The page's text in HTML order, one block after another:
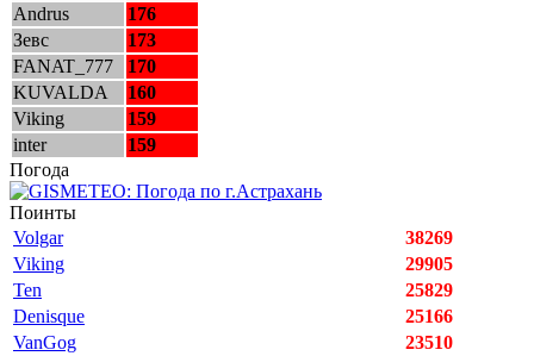
Andrus
176
Зевс
173
FANAT_777
170
KUVALDA
160
Viking
159
inter
159
Погода
Поинты
Volgar
38269
Viking
29905
Ten
25829
Denisque
25166
VanGog
23510